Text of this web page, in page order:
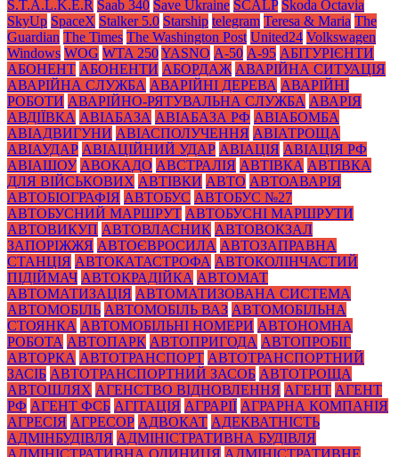
S.T.A.L.K.E.R Saab 340 Save Ukraine SCALP Skoda Octavia
SkyUp SpaceX Stalker 5.0 Starship telegram Teresa & Maria The
Guardian The Times The Washington Post United24 Volkswagen
Windows WOG WTA 250YASNO А-50 А-95 АБІТУРІЄНТИ
АБОНЕНТ АБОНЕНТИ АБОРДАЖ АВАРІЙНА СИТУАЦІЯ
АВАРІЙНА СЛУЖБА АВАРІЙНІ ДЕРЕВА АВАРІЙНІ
РОБОТИ АВАРІЙНО-РЯТУВАЛЬНА СЛУЖБА АВАРІЯ
АВДІЇВКА АВІАБАЗА АВІАБАЗА РФ АВІАБОМБА
АВІАДВИГУНИ АВІАСПОЛУЧЕННЯ АВІАТРОЩА
АВІАУДАР АВІАЦІЙНИЙ УДАР АВІАЦІЯ АВІАЦІЯ РФ
АВІАШОУ АВОКАДО АВСТРАЛІЯ АВТІВКА АВТІВКА
ДЛЯ ВІЙСЬКОВИХ АВТІВКИ АВТО АВТОАВАРІЯ
АВТОБІОГРАФІЯ АВТОБУС АВТОБУС №27
АВТОБУСНИЙ МАРШРУТ АВТОБУСНІ МАРШРУТИ
АВТОВИКУП АВТОВЛАСНИК АВТОВОКЗАЛ
ЗАПОРІЖЖЯ АВТОЄВРОСИЛА АВТОЗАПРАВНА
СТАНЦІЯ АВТОКАТАСТРОФА АВТОКОЛІНЧАСТИЙ
ПІДІЙМАЧ АВТОКРАДІЙКА АВТОМАТ
АВТОМАТИЗАЦІЯ АВТОМАТИЗОВАНА СИСТЕМА
АВТОМОБІЛЬ АВТОМОБІЛЬ ВАЗ АВТОМОБІЛЬНА
СТОЯНКА АВТОМОБІЛЬНІ НОМЕРИ АВТОНОМНА
РОБОТА АВТОПАРК АВТОПРИГОДА АВТОПРОБІГ
АВТОРКА АВТОТРАНСПОРТ АВТОТРАНСПОРТНИЙ
ЗАСІБ АВТОТРАНСПОРТНИЙ ЗАСОБ АВТОТРОЩА
АВТОШЛЯХ АГЕНСТВО ВІДНОВЛЕННЯ АГЕНТ АГЕНТ
РФ АГЕНТ ФСБ АГІТАЦІЯ АГРАРІЇ АГРАРНА КОМПАНІЯ
АГРЕСІЯ АГРЕСОР АДВОКАТ АДЕКВАТНІСТЬ
АДМІНБУДІВЛЯ АДМІНІСТРАТИВНА БУДІВЛЯ
АДМІНІСТРАТИВНА ОДИНИЦЯ АДМІНІСТРАТИВНЕ